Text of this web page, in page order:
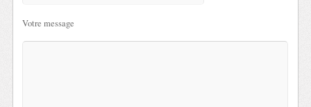
Votre message